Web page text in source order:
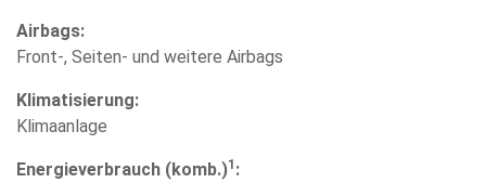
Airbags:
Front-, Seiten- und weitere Airbags
Klimatisierung:
Klimaanlage
Energieverbrauch (komb.)1 :